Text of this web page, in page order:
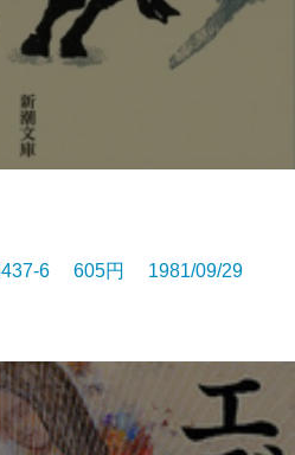
6 605円 1981/09/29